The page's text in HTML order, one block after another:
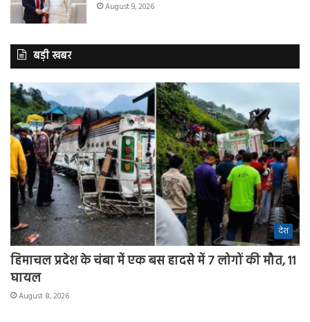
August 9, 2026
बड़ी खबर
देश
हिमाचल प्रदेश के चंबा में एक बस हादसे में 7 लोगों की मौत, 11
घायल
August 8, 2026